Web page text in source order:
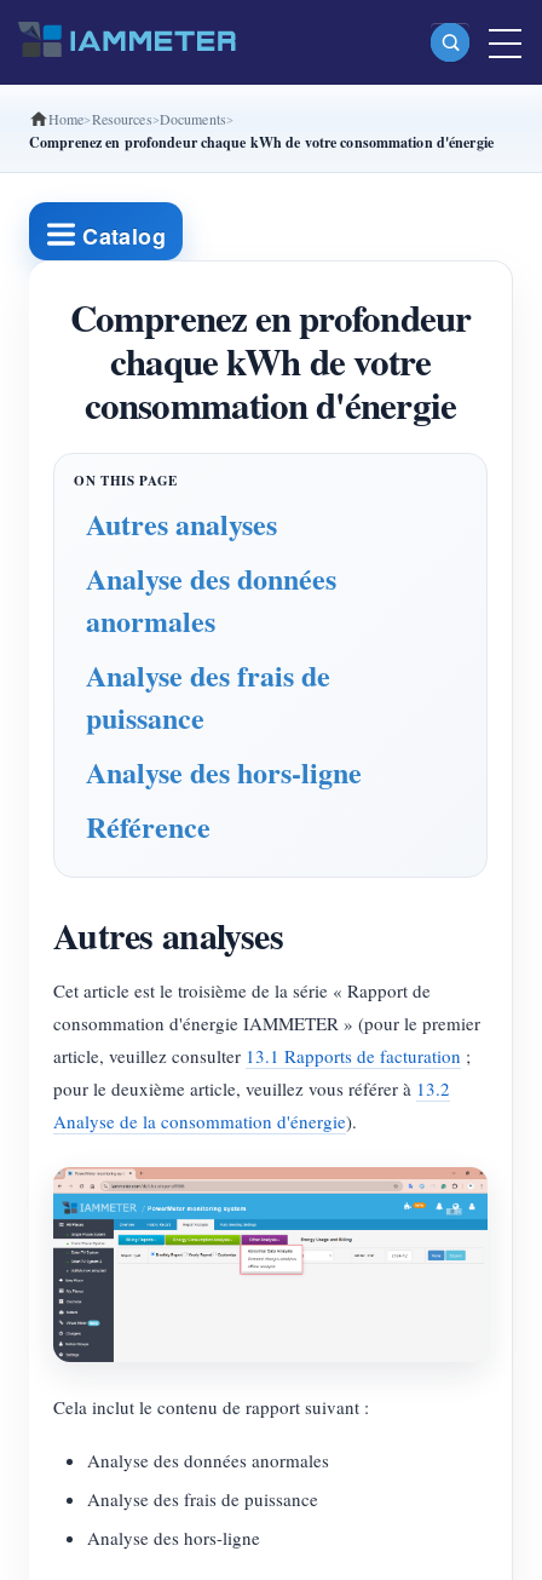
Produits
Compteur d’énergie Wi-Fi split-phase (WEM2067)
Compteur d’énergie Wi-Fi triphasé (WEM3046T)
Compteur d’énergie Wi-Fi triphasé (WEM3050T)
Contrôleur de puissance WiFi
IAMMETER Cloud Pro
Simulateur IAMMETER
Système de prévision et de simulation énergétique
Moniteur d’énergie pour système solaire PV
Moniteur de consommation électrique
Système de contrôle du chauffage PV
Domotique
Boutique
Ressources
Documentation
Vidéo tutorielle
FAQ
Blogs
Programme contributeur
Centre des contributeurs
Activités IAMMETER
Forum
App Store
Explorer le site
Classement PV
Solutions
Contact
À propos de nous
Home Resources Documents
Comprenez en profondeur chaque kWh de votre consommation d'énergie
Catalog
Comprenez en profondeur
chaque kWh de votre
consommation d'énergie
Autres analyses
Analyse des données
anormales
Analyse des frais de
puissance
Analyse des hors-ligne
Référence
Autres analyses
Cet article est le troisième de la série « Rapport de
consommation d'énergie IAMMETER » (pour le premier
article, veuillez consulter 13.1 Rapports de facturation ;
pour le deuxième article, veuillez vous référer à 13.2
Analyse de la consommation d'énergie).
Cela inclut le contenu de rapport suivant :
Analyse des données anormales
Analyse des frais de puissance
Analyse des hors-ligne